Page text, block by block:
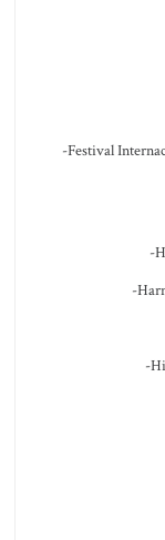
-Festival
-
-
-